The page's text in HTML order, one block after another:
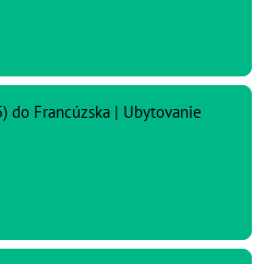
do Francúzska | Ubytovanie